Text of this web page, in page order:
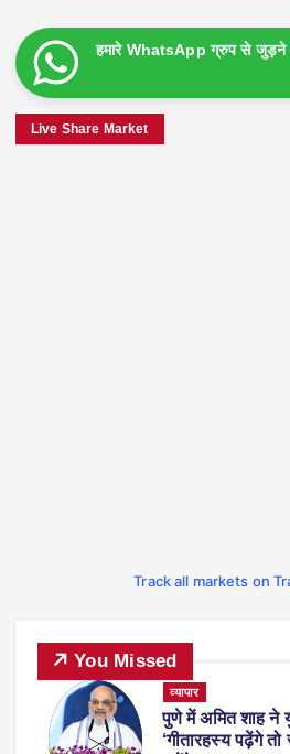
हमारे WhatsApp ग्रुप से जुड़ने
Live Share Market
Track all markets on
You Missed
व्यापार
पुणे में अमित शाह ने
‘गीतारहस्य पढ़ेंगे